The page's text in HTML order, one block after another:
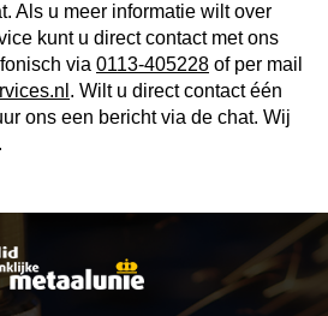
Als u meer informatie wilt over
kunt u direct contact met ons
via 0113-405228 of per mail
. Wilt u direct contact één
ons een bericht via de chat. Wij